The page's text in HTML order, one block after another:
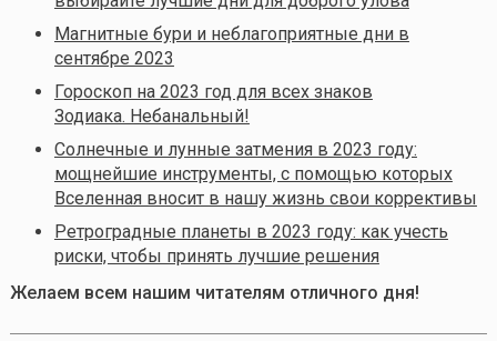
Магнитные бури и неблагоприятные дни в
сентябре 2023
Гороскоп на 2023 год для всех знаков
Зодиака. Небанальный!
Солнечные и лунные затмения в 2023 году:
мощнейшие инструменты, с помощью которых
Вселенная вносит в нашу жизнь свои коррективы
Ретроградные планеты в 2023 году: как учесть
риски, чтобы принять лучшие решения
Желаем всем нашим читателям отличного дня!